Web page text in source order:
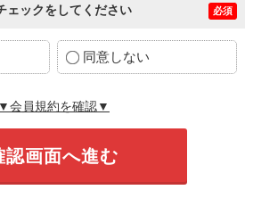
ェックをしてください 必須
同意しない
▼会員規約を確認▼